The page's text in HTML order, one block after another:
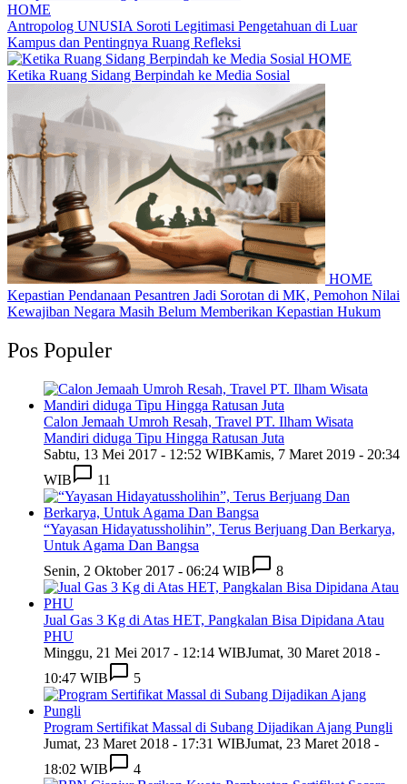
HOME
Antropolog UNUSIA Soroti Legitimasi Pengetahuan di Luar
Kampus dan Pentingnya Ruang Refleksi
HOME
Ketika Ruang Sidang Berpindah ke Media Sosial
HOME
Kepastian Pendanaan Pesantren Jadi Sorotan di MK, Pemohon Nilai
Kewajiban Negara Masih Belum Memberikan Kepastian Hukum
Pos Populer
Calon Jemaah Umroh Resah, Travel PT. Ilham Wisata
Mandiri diduga Tipu Hingga Ratusan Juta
Sabtu, 13 Mei 2017 - 12:52 WIBKamis, 7 Maret 2019 - 20:34
WIB
11
“Yayasan Hidayatussholihin”, Terus Berjuang Dan Berkarya,
Untuk Agama Dan Bangsa
Senin, 2 Oktober 2017 - 06:24 WIB
8
Jual Gas 3 Kg di Atas HET, Pangkalan Bisa Dipidana Atau
PHU
Minggu, 21 Mei 2017 - 12:14 WIBJumat, 30 Maret 2018 -
10:47 WIB
5
Program Sertifikat Massal di Subang Dijadikan Ajang Pungli
Jumat, 23 Maret 2018 - 17:31 WIBJumat, 23 Maret 2018 -
18:02 WIB
4